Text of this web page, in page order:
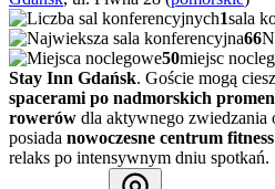
1sala
66
50miejsc
Stay Inn Gdańsk. Goście mogą
spacerami po nadmorskich
rowerów dla aktywnego
posiada nowoczesne centrum fitness
relaks po intensywnym dniu spotkań.